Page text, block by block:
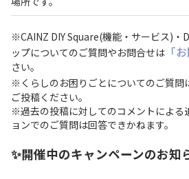
※CAINZ DIY Square(機能・サービス)・
ップについてのご質問やお問合せは 「
さい。
※くらしのお困りごとについてのご質問
ご投稿ください。
※過去の投稿に対してのコメントによる
ョンでのご質問は回答できかねます。
✨開催中のキャンペーンのお知